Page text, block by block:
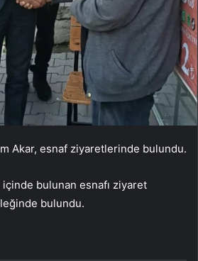
Akar, esnaf ziyaretlerinde bulundu.
içinde bulunan esnafı ziyaret
bulundu.